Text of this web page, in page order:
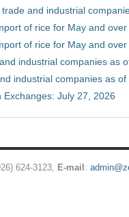
and industrial
of rice for May and
of rice for May and
industrial companies as
industrial companies as
July 27, 2026
624-3123, E-mail :